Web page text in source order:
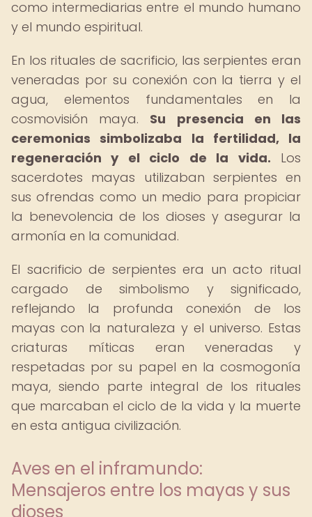
como intermediarias entre el mundo humano
y el mundo espiritual.
En los rituales de sacrificio, las serpientes eran
veneradas por su conexión con la tierra y el
agua, elementos fundamentales en la
cosmovisión maya. Su presencia en las
ceremonias simbolizaba la fertilidad, la
regeneración y el ciclo de la vida. Los
sacerdotes mayas utilizaban serpientes en
sus ofrendas como un medio para propiciar
la benevolencia de los dioses y asegurar la
armonía en la comunidad.
El sacrificio de serpientes era un acto ritual
cargado de simbolismo y significado,
reflejando la profunda conexión de los
mayas con la naturaleza y el universo. Estas
criaturas míticas eran veneradas y
respetadas por su papel en la cosmogonía
maya, siendo parte integral de los rituales
que marcaban el ciclo de la vida y la muerte
en esta antigua civilización.
Aves en el inframundo:
Mensajeros entre los mayas y sus
dioses